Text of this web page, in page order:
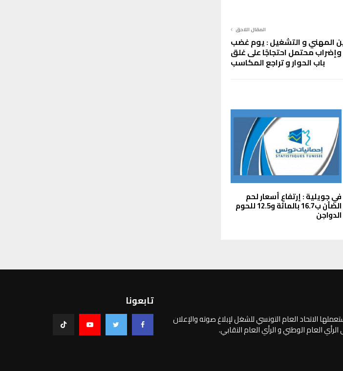
المقال اللاحق
المهني و التشغيل : يوم غضب
وإضراب محتمل احتجاجًا على غلق
باب الحوار و تراجع المكاسب
في جويلية : إرتفاع أسعار لحم
الضأن ب16.7 بالمائة و12.5 للحوم
الدواجن
الاتحاد العام التونسي للشغل لإبلاغ صوته والإعلان
العام الوطني و الرأي العام النقابي.
تابعونا